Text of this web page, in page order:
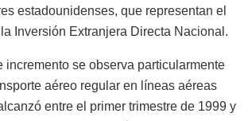
estadounidenses, que representan el
Inversión Extranjera Directa Nacional.
incremento se observa particularmente
aéreo regular en líneas aéreas
entre el primer trimestre de 1999 y